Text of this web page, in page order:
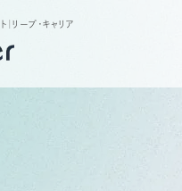
｜リープ・キャリア